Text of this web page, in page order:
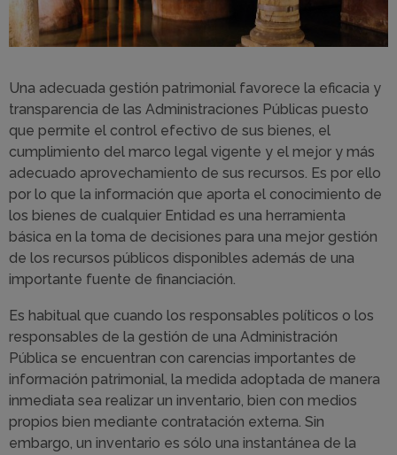
Una adecuada gestión patrimonial favorece la eficacia y
transparencia de las Administraciones Públicas puesto
que permite el control efectivo de sus bienes, el
cumplimiento del marco legal vigente y el mejor y más
adecuado aprovechamiento de sus recursos. Es por ello
por lo que la información que aporta el conocimiento de
los bienes de cualquier Entidad es una herramienta
básica en la toma de decisiones para una mejor gestión
de los recursos públicos disponibles además de una
importante fuente de financiación.
Es habitual que cuando los responsables políticos o los
responsables de la gestión de una Administración
Pública se encuentran con carencias importantes de
información patrimonial, la medida adoptada de manera
inmediata sea realizar un inventario, bien con medios
propios bien mediante contratación externa. Sin
embargo, un inventario es sólo una instantánea de la